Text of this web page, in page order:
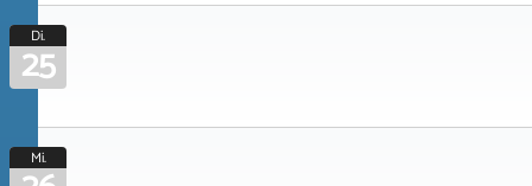
Di.
25
Mi.